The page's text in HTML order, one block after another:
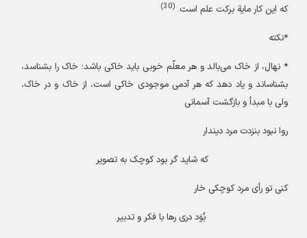
که این کار مایة برکت علم است.(30)
*نکته
* نهال، از خاک می‌بالد و هر معلّم خوبی باید خاکی باشد؛ خاک را بشناسد،
بشناساند و یاد دهد که هر آدمی موجودی خاکی است، از خاک و در خاک،
ولی با مبدأ و بازگشت آسمانی
روا نبود بنزدت مرد دیندار
که شاید گر بود کوچک به تصویر
کنی تو رأی مرد کوچکی خار
بُوَد دری رها با فکر و تدبیر.